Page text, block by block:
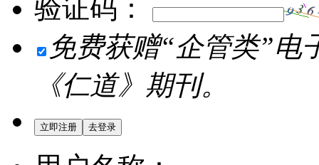
验证码：
免费获赠“企管类”
《仁道》期刊。